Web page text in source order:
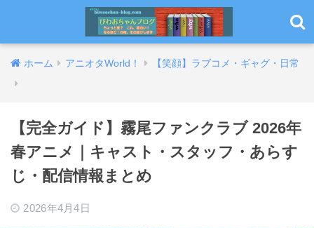
ホーム アニオタWorld！ 【笑顔】ラブコメ・ギャグ・日常
【完全ガイド】霧尾ファンクラブ 2026年
春アニメ｜キャスト・スタッフ・あらす
じ・配信情報まとめ
2026年4月4日